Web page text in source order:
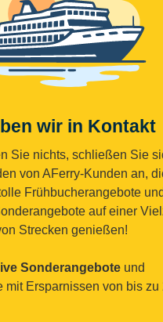
wir in Kontakt
Sie nichts, schließen Sie
von AFerry-Kunden an,
Frühbucherangebote und
auf einer
Strecken genießen!
Sonderangebote und
mit Ersparnissen von bis zu